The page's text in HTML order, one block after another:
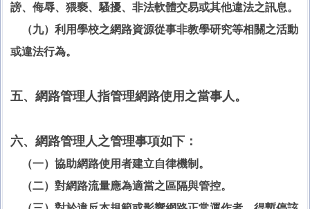
謗、侮辱、猥褻、騷擾、非法軟體交易或其他違法之訊息。
（九）利用學校之網路資源從事非教學研究等相關之活動
或違法行為。
五、網路管理人指管理網路使用之當事人。
六、網路管理人之管理事項如下：
（一）協助網路使用者建立自律機制。
（二）對網路流量應為適當之區隔與管控。